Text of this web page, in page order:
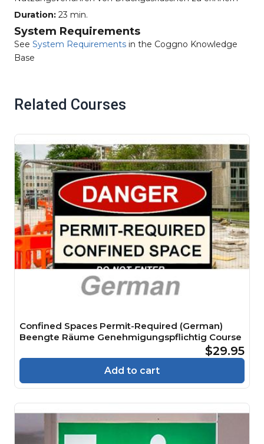
Duration: 23 min.
System Requirements
See System Requirements in the Coggno Knowledge
Base
Related Courses
Confined Spaces Permit-Required (German)
Beengte Räume Genehmigungspflichtig Course
$29.95
Add to cart